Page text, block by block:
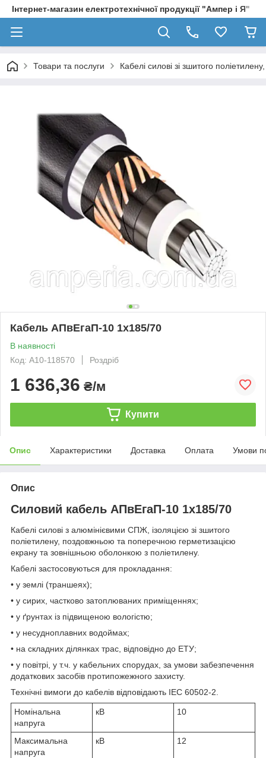
Інтернет-магазин електротехнічної продукції "Ампер і Я"
Товари та послуги Кабелі силові зі зшитого
Кабель АПвЕгаП-10 1х185/70
В наявності
Код: А10-118570
Роздріб
1 636,36 ₴/м
Купити
Опис Характеристики Доставка Оплата Умови
Опис
Силовий кабель АПвЕгаП-10 1х185/70
Кабелі силові з алюмінієвими СПЖ, ізоляцією зі зшитого
поліетилену, поздовжньою та поперечною герметизацією
екрану та зовнішньою оболонкою з поліетилену.
Кабелі застосовуються для прокладання:
• у землі (траншеях);
• у сирих, частково затоплюваних приміщеннях;
• у ґрунтах із підвищеною вологістю;
• у несудноплавних водоймах;
• на складних ділянках трас, відповідно до ЕТУ;
• у повітрі, у т.ч. у кабельних спорудах, за умови забезпечення
додаткових засобів протипожежного захисту.
Технічні вимоги до кабелів відповідають IEC 60502-2.
Номінальна
напруга
кВ 10
Максимальна
напруга
кВ 12